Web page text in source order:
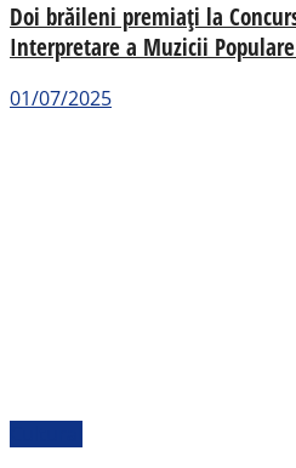
Doi brăileni premiați la
Interpretare a Muzicii
01/07/2025